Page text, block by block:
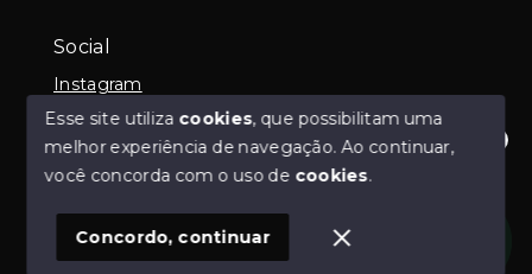
Olá! Estamos disponíveis para te ajudar.
Social
Instagram
© Copyright 2026 - Imob Albuquerque - Todos os
SITE PARA IMOBILIARIA
Esse site utiliza cookies, que possibilitam uma
melhor experiência de navegação.Ao continuar,
você concorda com o uso de cookies.
Concordo, continuar